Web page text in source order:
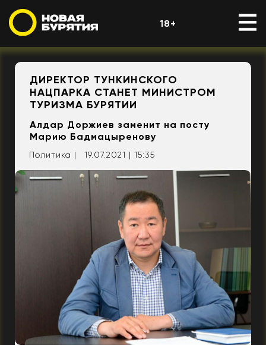
18+
ДИРЕКТОР ТУНКИНСКОГО
НАЦПАРКА СТАНЕТ МИНИСТРОМ
ТУРИЗМА БУРЯТИИ
Алдар Доржиев заменит на посту
Марию Бадмацыренову
Политика | 19.07.2021 | 15:35